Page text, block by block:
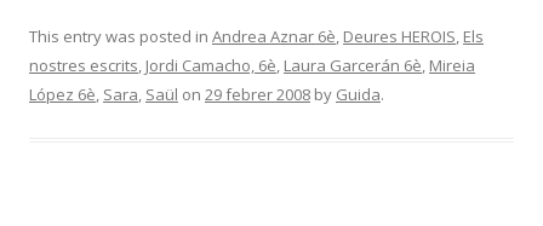
e
b
itt
er
m
p
This entry was posted in Andrea Aznar 6è, Deures HEROIS, Els
nostres escrits, Jordi Camacho, 6è, Laura Garcerán 6è, Mireia
López 6è, Sara, Saül on 29 febrer 2008 by Guida.